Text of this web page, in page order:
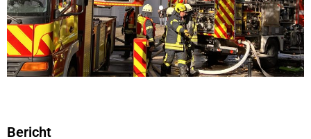
Bericht